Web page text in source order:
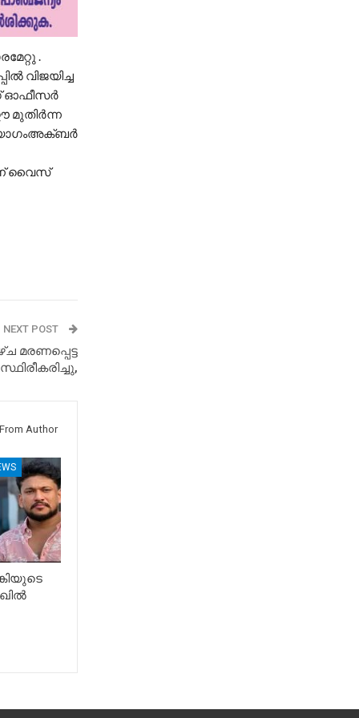
.
വിജയിച്ച
ഓഫീസര്‍
മുതിര്‍ന്ന
വൈസ്
NEXT POST
മരണപ്പെട്ട
Author